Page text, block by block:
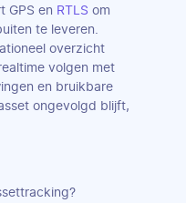
GPS en RTLS om
te leveren.
overzicht
volgen met
en bruikbare
ongevolgd blijft,